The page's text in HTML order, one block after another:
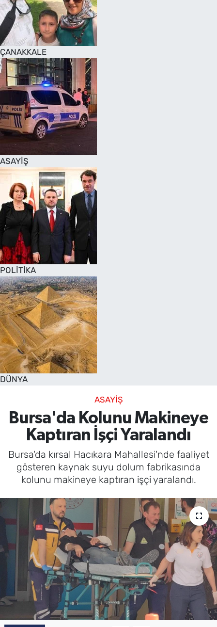
ÇANAKKALE
ASAYİŞ
POLİTİKA
DÜNYA
ASAYİŞ
Bursa'da Kolunu Makineye
Kaptıran İşçi Yaralandı
Bursa'da kırsal Hacıkara Mahallesi'nde faaliyet
gösteren kaynak suyu dolum fabrikasında
kolunu makineye kaptıran işçi yaralandı.
SAĞLIK
TV REHBERİ